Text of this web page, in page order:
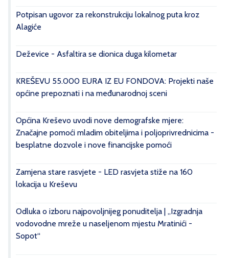
Potpisan ugovor za rekonstrukciju lokalnog puta kroz
Alagiće
Deževice - Asfaltira se dionica duga kilometar
KREŠEVU 55.000 EURA IZ EU FONDOVA: Projekti naše
općine prepoznati i na međunarodnoj sceni
Općina Kreševo uvodi nove demografske mjere:
Značajne pomoći mladim obiteljima i poljoprivrednicima -
besplatne dozvole i nove financijske pomoći
Zamjena stare rasvjete - LED rasvjeta stiže na 160
lokacija u Kreševu
Odluka o izboru najpovoljnijeg ponuditelja | „Izgradnja
vodovodne mreže u naseljenom mjestu Mratinići -
Sopot“